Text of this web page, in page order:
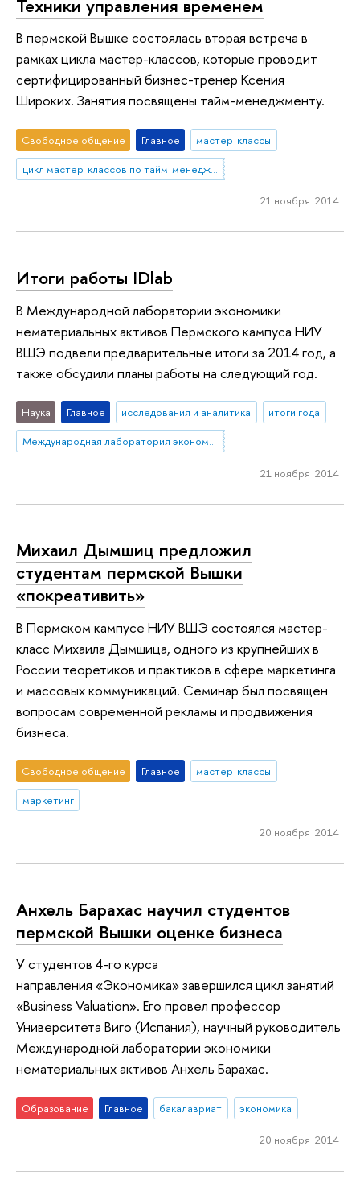
Техники управления временем
В пермской Вышке состоялась вторая встреча в
рамках цикла мастер-классов, которые проводит
сертифицированный бизнес-тренер Ксения
Широких. Занятия посвящены тайм-менеджменту.
Свободное общение Главное
мастер-классы
цикл мастер-классов по тайм-менеджменту
21 ноября 2014
Итоги работы IDlab
В Международной лаборатории экономики
нематериальных активов Пермского кампуса НИУ
ВШЭ подвели предварительные итоги за 2014 год, а
также обсудили планы работы на следующий год.
Наука Главное исследования и аналитика
итоги года
Международная лаборатория экономики нематериальных активов
21 ноября 2014
Михаил Дымшиц предложил
студентам пермской Вышки
«покреативить»
В Пермском кампусе НИУ ВШЭ состоялся мастер-
класс Михаила Дымшица, одного из крупнейших в
России теоретиков и практиков в сфере маркетинга
и массовых коммуникаций. Семинар был посвящен
вопросам современной рекламы и продвижения
бизнеса.
Свободное общение Главное
мастер-классы
маркетинг
20 ноября 2014
Анхель Барахас научил студентов
пермской Вышки оценке бизнеса
У студентов 4-го курса
направления «Экономика» завершился цикл занятий
«Business Valuation». Его провел профессор
Университета Виго (Испания), научный руководитель
Международной лаборатории экономики
нематериальных активов Анхель Барахас.
Образование Главное бакалавриат экономика
20 ноября 2014